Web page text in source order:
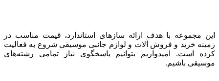
این مجموعه با هدف ارائه سازهای استاندارد، قیمت مناسب در
زمینه خرید و فروش آلات و لوازم جانبی موسیقی شروع به فعالیت
کرده است. امیدواریم بتوانیم پاسخگوی نیاز تمامی رشته‌های
موسیقی باشیم.